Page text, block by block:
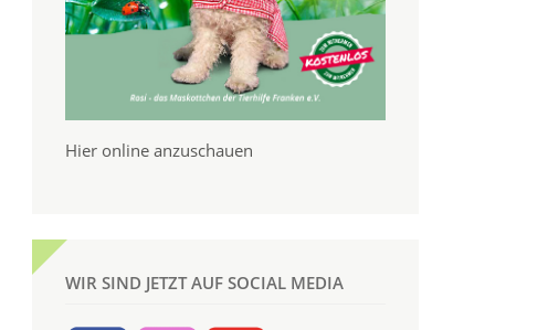
Hier online anzuschauen
WIR SIND JETZT AUF SOCIAL MEDIA